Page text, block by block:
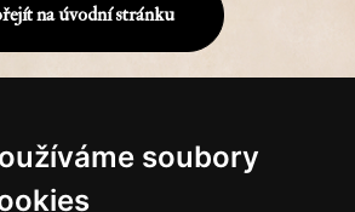
soubory
na úvodní stránku